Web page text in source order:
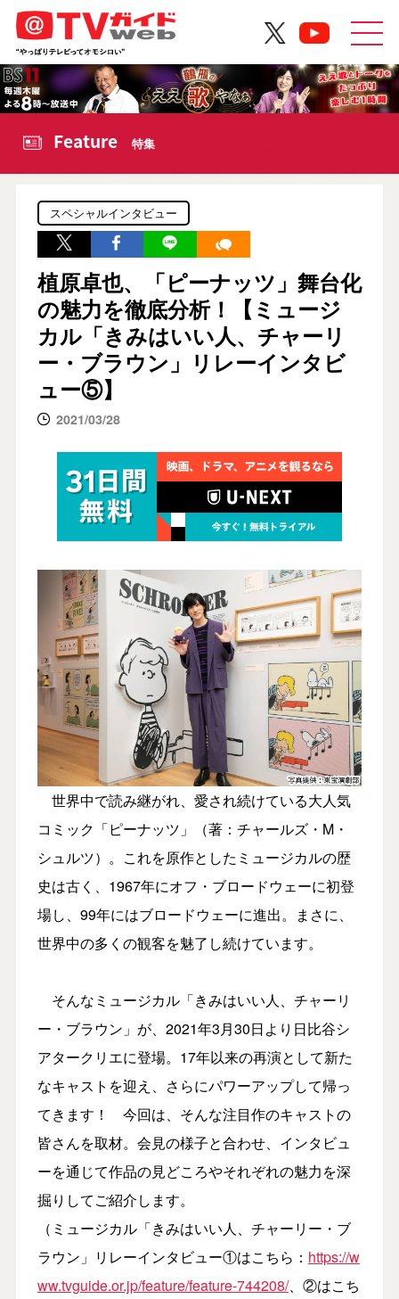
Feature 特集
スペシャルインタビュー
植原卓也、「ピーナッツ」舞台化
の魅力を徹底分析！【ミュージ
カル「きみはいい人、チャーリ
ー・ブラウン」リレーインタビ
ュー⑤】
2021/03/28
世界中で読み継がれ、愛され続けている大人気
コミック「ピーナッツ」（著：チャールズ・M・
シュルツ）。これを原作としたミュージカルの歴
史は古く、1967年にオフ・ブロードウェーに初登
場し、99年にはブロードウェーに進出。まさに、
世界中の多くの観客を魅了し続けています。
そんなミュージカル「きみはいい人、チャーリ
ー・ブラウン」が、2021年3月30日より日比谷シ
アタークリエに登場。17年以来の再演として新た
なキャストを迎え、さらにパワーアップして帰っ
てきます！ 今回は、そんな注目作のキャストの
皆さんを取材。会見の様子と合わせ、インタビュ
ーを通じて作品の見どころやそれぞれの魅力を深
掘りしてご紹介します。
（ミュージカル「きみはいい人、チャーリー・ブ
ラウン」リレーインタビュー①はこちら： https://w
ww.tvguide.or.jp/feature/feature-744208/、②はこち